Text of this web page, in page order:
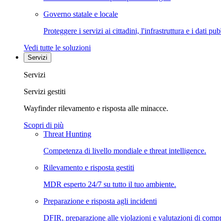
Governo statale e locale
Proteggere i servizi ai cittadini, l'infrastruttura e i dati
Vedi tutte le soluzioni
Servizi
Servizi
Servizi gestiti
Wayfinder rilevamento e risposta alle minacce.
Scopri di più
Threat Hunting
Competenza di livello mondiale e threat intelligence.
Rilevamento e risposta gestiti
MDR esperto 24/7 su tutto il tuo ambiente.
Preparazione e risposta agli incidenti
DFIR, preparazione alle violazioni e valutazioni di